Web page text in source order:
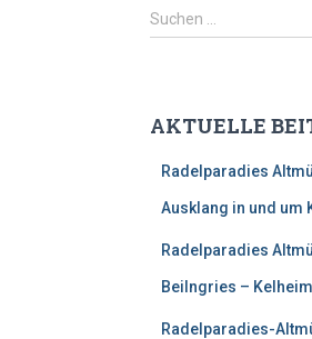
S
u
n
Suchen …
AKTUELLE
Radelparadies
Ausklang in und um
Radelparadies
Beilngries – Kelheim
Radelparadies-